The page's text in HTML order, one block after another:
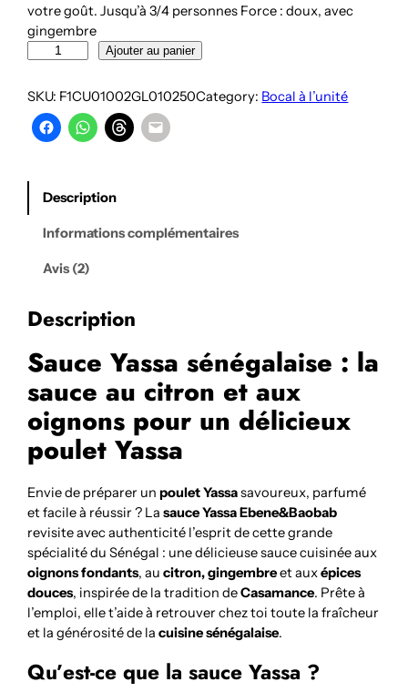
votre goût. Jusqu’à 3/4 personnes Force : doux, avec
gingembre
quantité
Sauce
Yassa
sénégalaise
citron
gingembre
Ajouter au panier
SKU: F1CU01002GL010250Category: Bocal à l’unité
Description
Informations complémentaires
Avis (2)
Description
Sauce Yassa sénégalaise : la
sauce au citron et aux
oignons pour un délicieux
poulet Yassa
Envie de préparer unpoulet Yassasavoureux, parfumé
et facile à réussir ? Lasauce Yassa Ebene&Baobab
revisite avec authenticité l’esprit de cette grande
spécialité du Sénégal : une délicieuse sauce cuisinée aux
oignons fondants, aucitron, gingembreet auxépices
douces, inspirée de la tradition deCasamance. Prête à
l’emploi, elle t’aide à retrouver chez toi toute la fraîcheur
et la générosité de lacuisine sénégalaise.
Qu’est-ce que la sauce Yassa ?